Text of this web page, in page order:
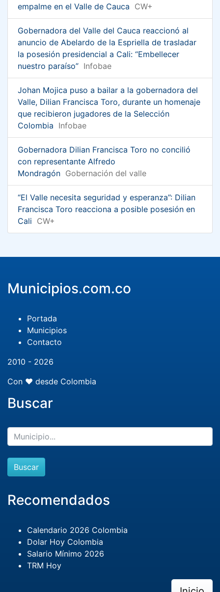
empalme en el Valle de Cauca CW+
Gobernadora del Valle del Cauca reaccionó al
anuncio de Abelardo de la Espriella de trasladar
la posesión presidencial a Cali: “Embellecer
nuestro paraíso” Infobae
Johan Mojica puso a bailar a la gobernadora del
Valle, Dilian Francisca Toro, durante un homenaje
que recibieron jugadores de la Selección
Colombia Infobae
Gobernadora Dilian Francisca Toro no concilió
con representante Alfredo
Mondragón Gobernación del valle
“El Valle necesita seguridad y esperanza”: Dilian
Francisca Toro reacciona a posible posesión en
Cali CW+
Municipios.com.co
Portada
Municipios
Contacto
2010 - 2026
Con ❤️ desde Colombia
Buscar
Buscar
Recomendados
Calendario 2026 Colombia
Dolar Hoy Colombia
Salario Mínimo 2026
TRM Hoy